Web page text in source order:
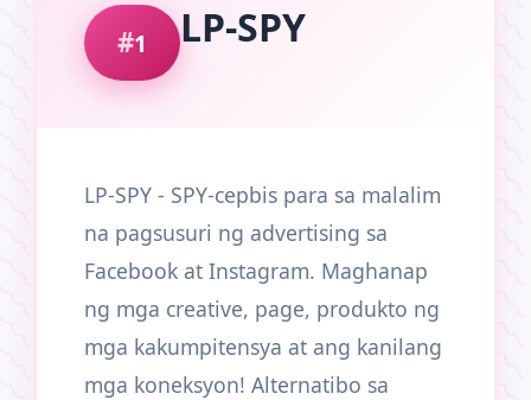
1 LP-SPY
LP-SPY - SPY-серbis para sa malalim
na pagsusuri ng advertising sa
Facebook at Instagram. Maghanap
ng mga creative, page, produkto ng
mga kakumpitensya at ang kanilang
mga koneksyon! Alternatibo sa